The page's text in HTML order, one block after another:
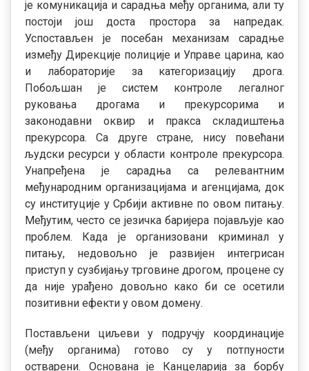
је комуникација и сарадња међу органима, али ту
постоји још доста простора за напредак.
Успостављен је посебан механизам сарадње
између Дирекције полиције и Управе царина, као
и лабораторије за категоризацију дрога.
Побољшан је систем контроле легалног
руковања дрогама и прекурсорима и
законодавни оквир и пракса складиштења
прекурсора. Са друге стране, нису повећани
људски ресурси у области контроле прекурсора.
Унапређена је сарадња са релевантним
међународним организацијама и агенцијама, док
су институције у Србији активне по овом питању.
Међутим, често се језичка баријера појављује као
проблем. Када је организовани криминал у
питању, недовољно је развијен интегрисан
приступ у сузбијању трговине дрогом, процене су
да није урађено довољно како би се осетили
позитивни ефекти у овом домену.
Постављени циљеви у подручју координације
(међу органима) готово су у потпуности
остварени. Основана је Канцеларија за борбу